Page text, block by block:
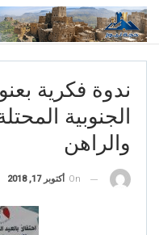
ندوة فكرية
الجنوبية
والراهن
On أكتوبر 17, 2018